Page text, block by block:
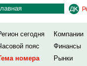
сегодня
Компании
пояс
Финансы
номера
Рынки